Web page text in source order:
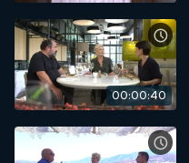
00:00:40